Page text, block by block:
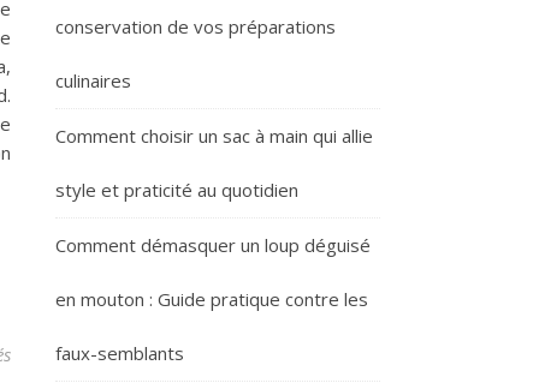
sur La Prière de Consultation : Une pratique millénaire pour
conservation de vos préparations
culinaires
Comment choisir un sac à main qui allie
style et praticité au quotidien
Comment démasquer un loup déguisé
en mouton : Guide pratique contre les
faux-semblants